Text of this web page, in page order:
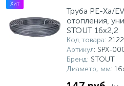
Хит
Труба PE-Xa/
отопления,
STOUT 16х2,2
Код товара:
Артикул: SPX-
Бренд: STOUT
Диаметр, мм: